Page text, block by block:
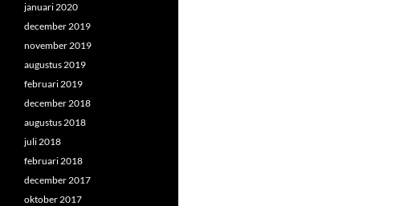
januari 2020
december 2019
november 2019
augustus 2019
februari 2019
december 2018
augustus 2018
juli 2018
februari 2018
december 2017
oktober 2017